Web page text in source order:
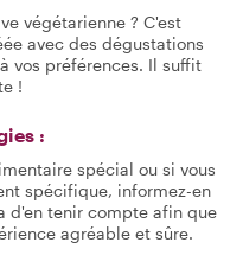
végétarienne ? C'est
avec des dégustations
vos préférences. Il suffit
!
:
spécial ou si vous
spécifique, informez-en
d'en tenir compte afin que
agréable et sûre.